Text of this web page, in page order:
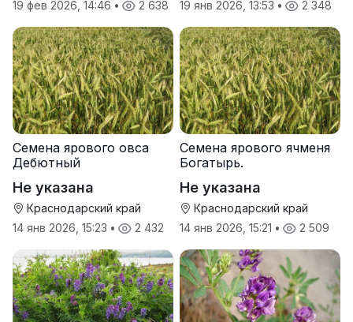
19 фев 2026, 14:46 • 2 638 19 янв 2026, 13:53 • 2 348
Семена ярового овса
Дебютный
Не указана
Краснодарский край
14 янв 2026, 15:23 • 2 432
Семена ярового ячменя
Богатырь.
Не указана
Краснодарский край
14 янв 2026, 15:21 • 2 509